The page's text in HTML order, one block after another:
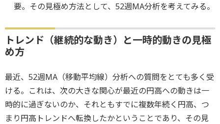
要。その見極め方法として、52週MA分析を考えてみる。
トレンド（継続的な動き）と一時的動きの見極
め方
最近、52週MA（移動平均線）分析への質問をとても多く受
ける。これは、次の大きな関心が最近の円高への動きは一
時的に過ぎないのか、それともすでに複数年続く円高、つ
まり円高トレンドへ転換したかということであり、その見